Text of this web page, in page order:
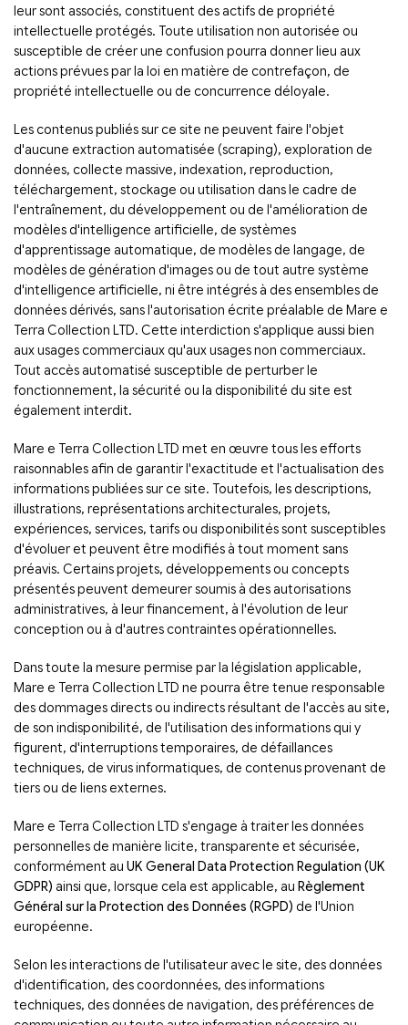
leur sont associés, constituent des actifs de propriété
intellectuelle protégés. Toute utilisation non autorisée ou
susceptible de créer une confusion pourra donner lieu aux
actions prévues par la loi en matière de contrefaçon, de
propriété intellectuelle ou de concurrence déloyale.
Les contenus publiés sur ce site ne peuvent faire l'objet
d'aucune extraction automatisée (scraping), exploration de
données, collecte massive, indexation, reproduction,
téléchargement, stockage ou utilisation dans le cadre de
l'entraînement, du développement ou de l'amélioration de
modèles d'intelligence artificielle, de systèmes
d'apprentissage automatique, de modèles de langage, de
modèles de génération d'images ou de tout autre système
d'intelligence artificielle, ni être intégrés à des ensembles de
données dérivés, sans l'autorisation écrite préalable de Mare e
Terra Collection LTD. Cette interdiction s'applique aussi bien
aux usages commerciaux qu'aux usages non commerciaux.
Tout accès automatisé susceptible de perturber le
fonctionnement, la sécurité ou la disponibilité du site est
également interdit.
Mare e Terra Collection LTD met en œuvre tous les efforts
raisonnables afin de garantir l'exactitude et l'actualisation des
informations publiées sur ce site. Toutefois, les descriptions,
illustrations, représentations architecturales, projets,
expériences, services, tarifs ou disponibilités sont susceptibles
d'évoluer et peuvent être modifiés à tout moment sans
préavis. Certains projets, développements ou concepts
présentés peuvent demeurer soumis à des autorisations
administratives, à leur financement, à l'évolution de leur
conception ou à d'autres contraintes opérationnelles.
Dans toute la mesure permise par la législation applicable,
Mare e Terra Collection LTD ne pourra être tenue responsable
des dommages directs ou indirects résultant de l'accès au site,
de son indisponibilité, de l'utilisation des informations qui y
figurent, d'interruptions temporaires, de défaillances
techniques, de virus informatiques, de contenus provenant de
tiers ou de liens externes.
Mare e Terra Collection LTD s'engage à traiter les données
personnelles de manière licite, transparente et sécurisée,
conformément au UK General Data Protection Regulation (UK
GDPR) ainsi que, lorsque cela est applicable, au Règlement
Général sur la Protection des Données (RGPD) de l'Union
européenne.
Selon les interactions de l'utilisateur avec le site, des données
d'identification, des coordonnées, des informations
techniques, des données de navigation, des préférences de